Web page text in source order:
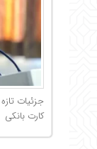
جزئیات
کارت بانکی